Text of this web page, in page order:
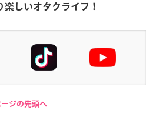
楽しいオタクライフ！
ージの先頭へ